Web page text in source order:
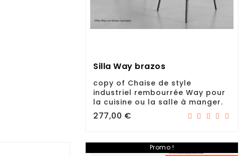
Silla Way brazos
copy of Chaise de style
industriel rembourrée Way pour
la cuisine ou la salle à manger.
Prix
277,00 €
Promo !